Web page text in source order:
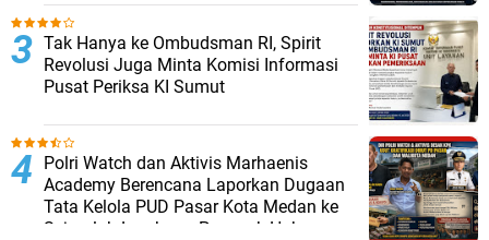
Tak Hanya ke Ombudsman RI, Spirit
Revolusi Juga Minta Komisi Informasi
Pusat Periksa KI Sumut
Polri Watch dan Aktivis Marhaenis
Academy Berencana Laporkan Dugaan
Tata Kelola PUD Pasar Kota Medan ke
Sejumlah Lembaga Penegak Hukum